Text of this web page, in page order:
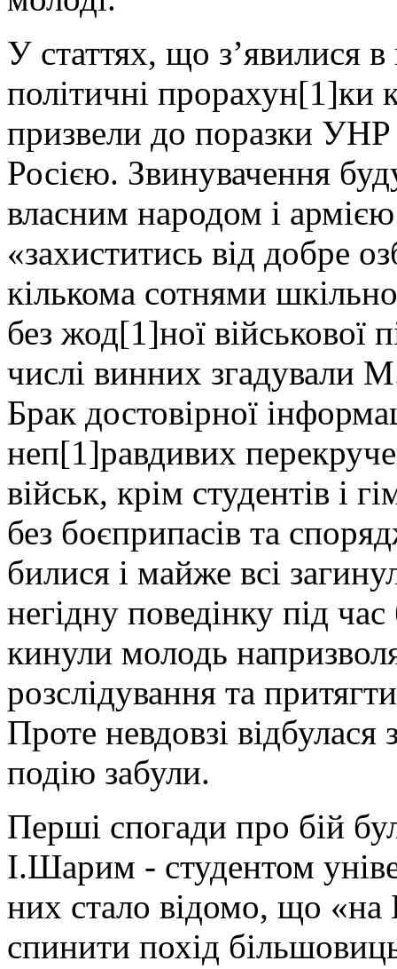
У статтях, що з’явилися
політичні прорахун[1]ки
призвели до поразки
Росією. Звинувачення
власним народом і
«захиститись від добре
кількома сотнями
без жод[1]ної військової
числі винних згадували
Брак достовірної
неп[1]равдивих
військ, крім студентів і
без боєприпасів та
билися і майже всі
негідну поведінку під
кинули молодь
розслідування та
Проте невдовзі
подію забули.
Перші спогади про бій
І.Шарим - студентом
них стало відомо, що «на
спинити похід